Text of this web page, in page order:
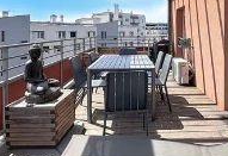
T3 à vendre
000 €
: Maison de la Danse